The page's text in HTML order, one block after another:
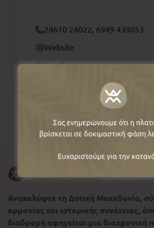
24610 24022, 6949 439053
Website
Email
Ανακαλύψτε τη Δυτική Μακεδονία,
αρμονίας και ιστορικής συνέχειας,
διαδρομή αφηγείται μια διαχρονική